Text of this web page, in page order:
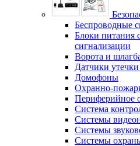
Беспроводные
Блоки питания
сигнализации
Ворота и
Датчики утечки
Домофоны
Охранно-
Периферийное
Система
Системы
Системы
Системы